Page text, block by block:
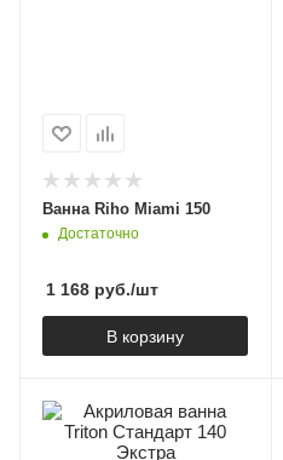
Ванна Riho Miami 150
Достаточно
1 168 руб./шт
В корзину